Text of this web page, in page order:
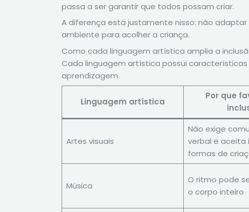
passa a ser garantir que todos possam criar.
A diferença está justamente nisso: não
ambiente para acolher a criança.
Como cada linguagem artística amplia a
Cada linguagem artística possui
aprendizagem.
Linguagem artística
Por que
Artes visuais
Não exige
verbal e aceita
formas de
Música
O ritmo pode
o corpo inteiro